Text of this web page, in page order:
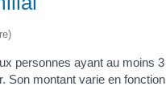
personnes ayant au moins 3
Son montant varie en fonction